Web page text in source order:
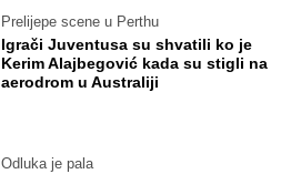
Prelijepe scene u Perthu
Igrači Juventusa su shvatili ko je
Kerim Alajbegović kada su stigli na
aerodrom u Australiji
Odluka je pala